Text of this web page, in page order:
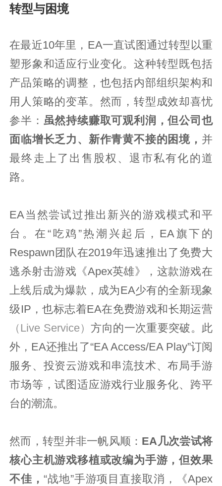
转型与困境
在最近10年里，EA一直试图通过转型以重
塑形象和适应行业变化。这种转型既包括
产品策略的调整，也包括内部组织架构和
用人策略的变革。然而，转型成效却喜忧
参半： 虽然持续赚取可观利润，但公司也
面临增长乏力、新作青黄不接的困境， 并
最终走上了出售股权、退市私有化的道
路。
EA当然尝试过推出新兴的游戏模式和平
台。在“吃鸡”热潮兴起后，EA旗下的
Respawn团队在2019年迅速推出了免费大
逃杀射击游戏《Apex英雄》，这款游戏在
上线后成为爆款，成为EA少有的全新现象
级IP，也标志着EA在免费游戏和长期运营
（Live Service）方向的一次重要突破。此
外，EA还推出了“EA Access/EA Play”订阅
服务、投资云游戏和串流技术、布局手游
市场等，试图适应游戏行业服务化、跨平
台的潮流。
然而，转型并非一帆风顺： EA几次尝试将
核心主机游戏移植或改编为手游，但效果
不佳， “战地”手游项目直接取消，《Apex